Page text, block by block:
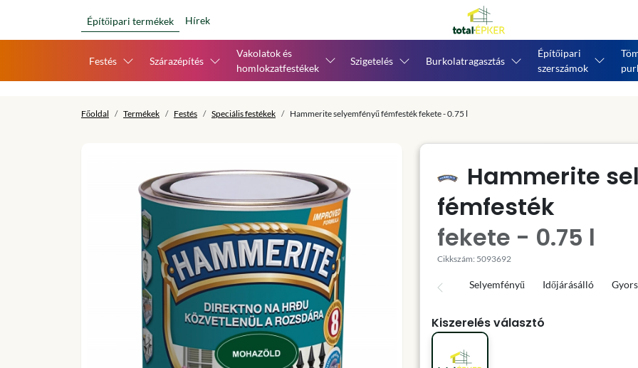
Építőipari termékek Hírek
Festés Szárazépítés
Vakolatok és
homlokzatfestékek
Szigetelés Burkolatragasztás
Építőipari
szerszámok
Főoldal Termékek Festés Speciális festékek Hammerite selyemfényű fémfesték fekete - 0.75 l
Hammerite
fémfesték
fekete - 0.75 l
Cikkszám: 5093692
Selyemfényű Időjárásálló
Kiszerelés választó